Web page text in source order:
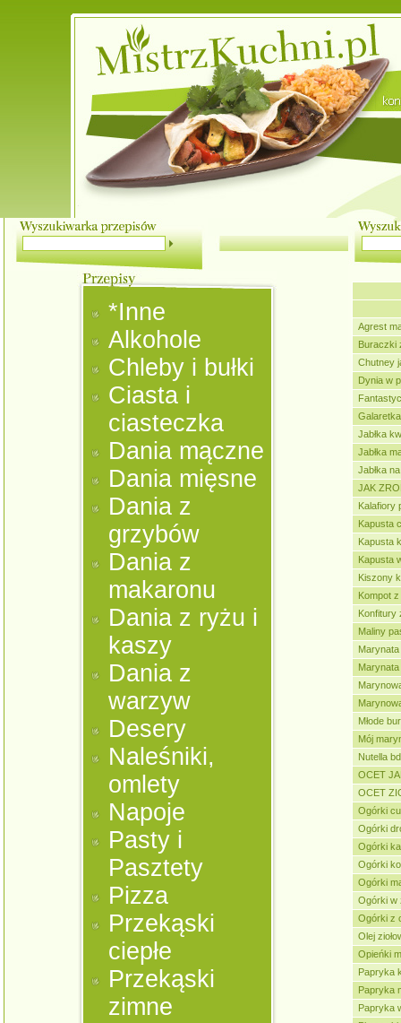
*Inne
Alkohole
Chleby i bułki
Ciasta i
ciasteczka
Dania mączne
Dania mięsne
Dania z
grzybów
Dania z
makaronu
Dania z ryżu i
kaszy
Dania z
warzyw
Desery
Naleśniki,
omlety
Napoje
Pasty i
Pasztety
Pizza
Przekąski
ciepłe
Przekąski
zimne
Agrest
Buraczki
Chutney
Dynia w
Jabłka
Jabłka
Jabłka
JAK
Kalafiory
Kapusta
Kapusta
Kapusta
Kiszony
Kompot
Konfitury
Maliny
Młode
Mój
Nutella bd
OCET
OCET
Ogórki
Ogórki
Ogórki
Ogórki
Ogórki
Ogórki w
Ogórki z
Olej
Opieńki
Papryka
Papryka
Papryka